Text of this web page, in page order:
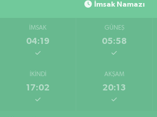
İmsak Namazı
İMSAK
04:19
GÜNEŞ
05:58
İKINDI
17:02
AKŞAM
20:13